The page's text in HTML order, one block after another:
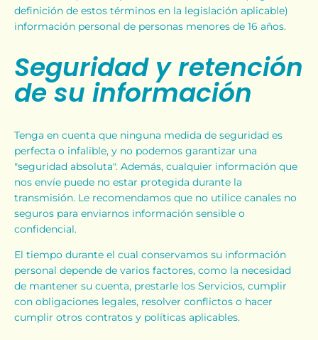
definición de estos términos en la legislación aplicable)
información personal de personas menores de 16 años.
Seguridad y retención
de su información
Tenga en cuenta que ninguna medida de seguridad es
perfecta o infalible, y no podemos garantizar una
"seguridad absoluta". Además, cualquier información que
nos envíe puede no estar protegida durante la
transmisión. Le recomendamos que no utilice canales no
seguros para enviarnos información sensible o
confidencial.
El tiempo durante el cual conservamos su información
personal depende de varios factores, como la necesidad
de mantener su cuenta, prestarle los Servicios, cumplir
con obligaciones legales, resolver conflictos o hacer
cumplir otros contratos y políticas aplicables.